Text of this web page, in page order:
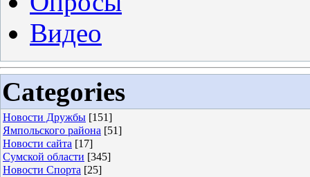
Видео
Categories
Новости Дружбы [151]
Ямпольского района [51]
Новости сайта [17]
Сумской области [345]
Новости Спорта [25]